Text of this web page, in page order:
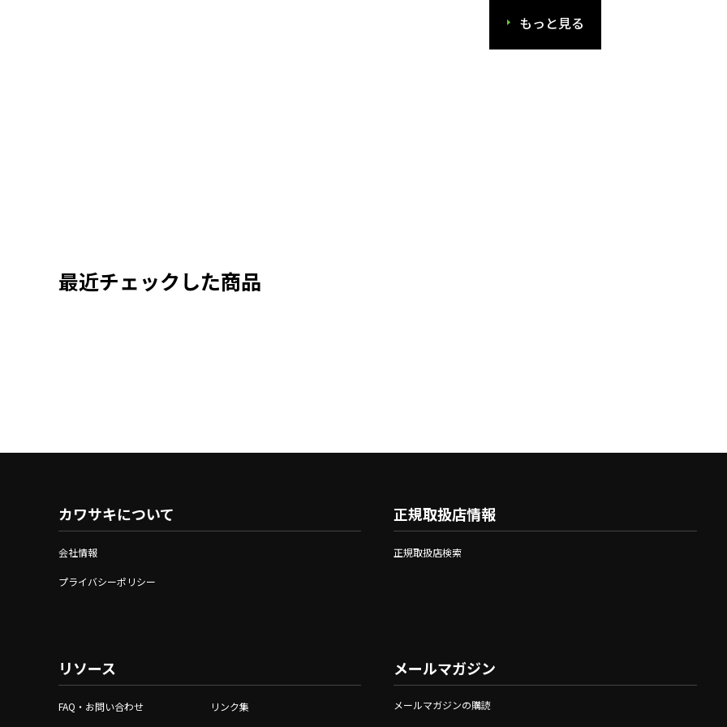
もっと見る
最近チェックした商品
カワサキについて
会社情報
プライバシーポリシー
リソース
FAQ・お問い合わせ リンク集
正規取扱店情報
正規取扱店検索
メールマガジン
メールマガジンの購読